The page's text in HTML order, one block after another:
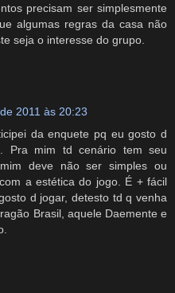
precisam ser simplesmente
algumas regras da casa não
seja o interesse do grupo.
2011 às 20:23
da enquete pq eu gosto d
Pra mim td cenário tem seu
deve não ser simples ou
a estética do jogo. É + fácil
d jogar, detesto td q venha
Brasil, aquele Daemente e